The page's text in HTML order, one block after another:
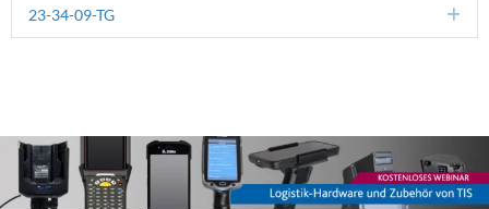
23-34-09-TG